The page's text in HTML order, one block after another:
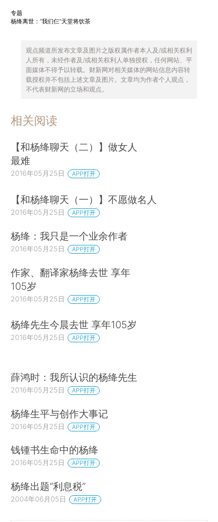
专题
杨绛离世：“我们仨”天堂将饮茶
观点频道所发布文章及图片之版权属作者本人及/或相关权利
人所有，未经作者及/或相关权利人单独授权，任何网站、平
面媒体不得予以转载。财新网对相关媒体的网站信息内容转
载授权并不包括上述文章及图片。文章均为作者个人观点，
不代表财新网的立场和观点。
相关阅读
【和杨绛聊天（二）】做女人
最难
2016年05月25日 APP打开
【和杨绛聊天（一）】不愿做名人
2016年05月25日 APP打开
杨绛：我只是一个业余作者
2016年05月25日 APP打开
作家、翻译家杨绛去世 享年
105岁
2016年05月25日 APP打开
杨绛先生今晨去世 享年105岁
2016年05月25日 APP打开
薛鸿时：我所认识的杨绛先生
2016年05月25日 APP打开
杨绛生平与创作大事记
2016年05月25日 APP打开
钱锺书生命中的杨绛
2016年05月25日 APP打开
杨绛出题“利息税”
2004年06月05日 APP打开